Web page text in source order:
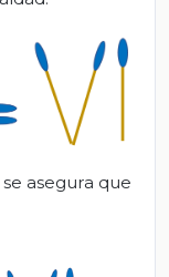
asegura que